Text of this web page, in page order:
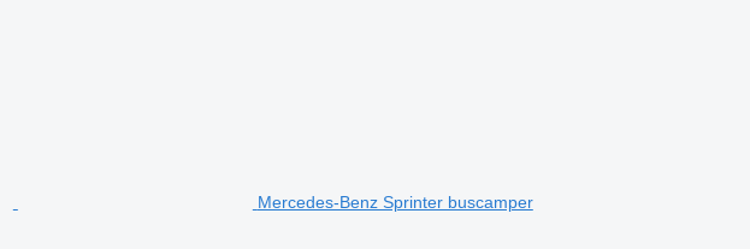
Mercedes-Benz Sprinter buscamper